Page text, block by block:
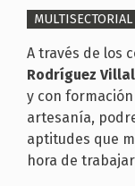
MULTISECTORIAL
A través de los
Rodríguez
y con
artesanía,
aptitudes que
hora de